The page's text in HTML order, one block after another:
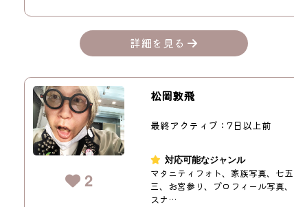
詳細を見る
2
松岡敦飛
最終アクティブ：7日以上前
対応可能なジャンル
マタニティフォト、家族写真、七五
三、お宮参り、プロフィール写真、
スナ…